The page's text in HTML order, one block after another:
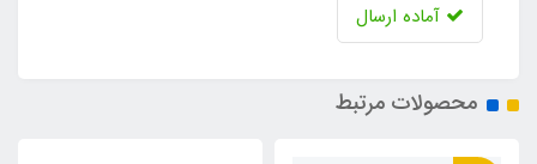
آماده ارسال
محصولات مرتبط